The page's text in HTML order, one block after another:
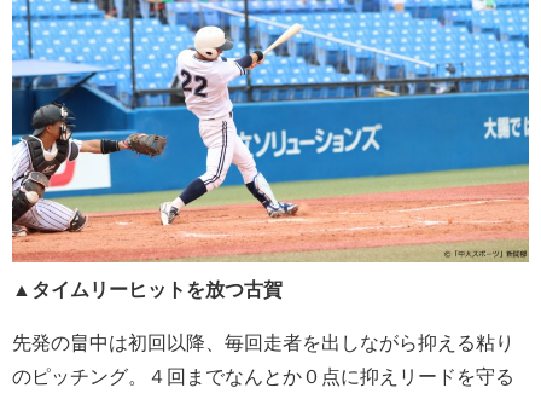
▲タイムリーヒットを放つ古賀
先発の畠中は初回以降、 毎回走者を出しながら抑える粘り
のピッチング。４回までなんとか０点に抑えリードを守る